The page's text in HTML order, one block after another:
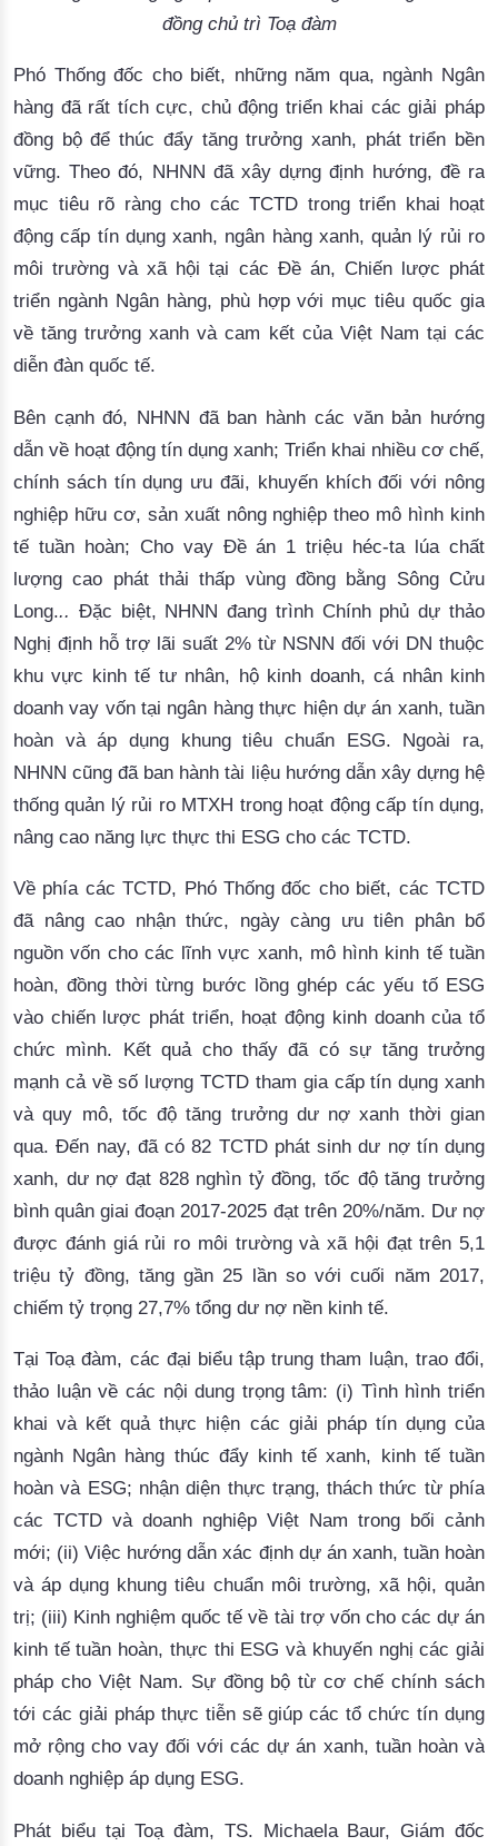
đồng chủ trì Toạ đàm
Phó Thống đốc cho biết, những năm qua, ngành Ngân
hàng đã rất tích cực, chủ động triển khai các giải pháp
đồng bộ để thúc đẩy tăng trưởng xanh, phát triển bền
vững. Theo đó, NHNN đã xây dựng định hướng, đề ra
mục tiêu rõ ràng cho các TCTD trong triển khai hoạt
động cấp tín dụng xanh, ngân hàng xanh, quản lý rủi ro
môi trường và xã hội tại các Đề án, Chiến lược phát
triển ngành Ngân hàng, phù hợp với mục tiêu quốc gia
về tăng trưởng xanh và cam kết của Việt Nam tại các
diễn đàn quốc tế.
Bên cạnh đó, NHNN đã ban hành các văn bản hướng
dẫn về hoạt động tín dụng xanh; Triển khai nhiều cơ chế,
chính sách tín dụng ưu đãi, khuyến khích đối với nông
nghiệp hữu cơ, sản xuất nông nghiệp theo mô hình kinh
tế tuần hoàn; Cho vay Đề án 1 triệu héc-ta lúa chất
lượng cao phát thải thấp vùng đồng bằng Sông Cửu
Long... Đặc biệt, NHNN đang trình Chính phủ dự thảo
Nghị định hỗ trợ lãi suất 2% từ NSNN đối với DN thuộc
khu vực kinh tế tư nhân, hộ kinh doanh, cá nhân kinh
doanh vay vốn tại ngân hàng thực hiện dự án xanh, tuần
hoàn và áp dụng khung tiêu chuẩn ESG. Ngoài ra,
NHNN cũng đã ban hành tài liệu hướng dẫn xây dựng hệ
thống quản lý rủi ro MTXH trong hoạt động cấp tín dụng,
nâng cao năng lực thực thi ESG cho các TCTD.
Về phía các TCTD, Phó Thống đốc cho biết, các TCTD
đã nâng cao nhận thức, ngày càng ưu tiên phân bổ
nguồn vốn cho các lĩnh vực xanh, mô hình kinh tế tuần
hoàn, đồng thời từng bước lồng ghép các yếu tố ESG
vào chiến lược phát triển, hoạt động kinh doanh của tổ
chức mình. Kết quả cho thấy đã có sự tăng trưởng
mạnh cả về số lượng TCTD tham gia cấp tín dụng xanh
và quy mô, tốc độ tăng trưởng dư nợ xanh thời gian
qua. Đến nay, đã có 82 TCTD phát sinh dư nợ tín dụng
xanh, dư nợ đạt 828 nghìn tỷ đồng, tốc độ tăng trưởng
bình quân giai đoạn 2017-2025 đạt trên 20%/năm. Dư nợ
được đánh giá rủi ro môi trường và xã hội đạt trên 5,1
triệu tỷ đồng, tăng gần 25 lần so với cuối năm 2017,
chiếm tỷ trọng 27,7% tổng dư nợ nền kinh tế.
Tại Toạ đàm, các đại biểu tập trung tham luận, trao đổi,
thảo luận về các nội dung trọng tâm: (i) Tình hình triển
khai và kết quả thực hiện các giải pháp tín dụng của
ngành Ngân hàng thúc đẩy kinh tế xanh, kinh tế tuần
hoàn và ESG; nhận diện thực trạng, thách thức từ phía
các TCTD và doanh nghiệp Việt Nam trong bối cảnh
mới; (ii) Việc hướng dẫn xác định dự án xanh, tuần hoàn
và áp dụng khung tiêu chuẩn môi trường, xã hội, quản
trị; (iii) Kinh nghiệm quốc tế về tài trợ vốn cho các dự án
kinh tế tuần hoàn, thực thi ESG và khuyến nghị các giải
pháp cho Việt Nam. Sự đồng bộ từ cơ chế chính sách
tới các giải pháp thực tiễn sẽ giúp các tổ chức tín dụng
mở rộng cho vay đối với các dự án xanh, tuần hoàn và
doanh nghiệp áp dụng ESG.
Phát biểu tại Toạ đàm, TS. Michaela Baur, Giám đốc